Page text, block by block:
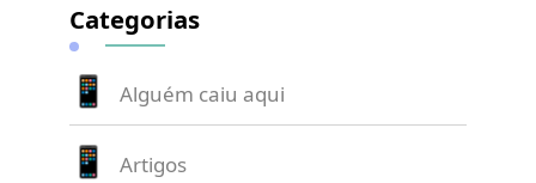
Categorias
Alguém caiu aqui
Artigos